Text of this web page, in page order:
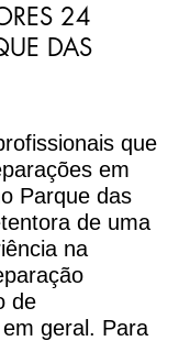
24
DAS
que
em
Parque das
de uma
na
de
geral. Para